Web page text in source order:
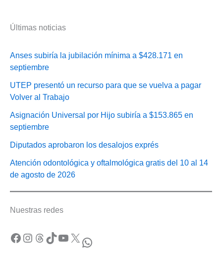
Últimas noticias
Anses subiría la jubilación mínima a $428.171 en
septiembre
UTEP presentó un recurso para que se vuelva a pagar
Volver al Trabajo
Asignación Universal por Hijo subiría a $153.865 en
septiembre
Diputados aprobaron los desalojos exprés
Atención odontológica y oftalmológica gratis del 10 al 14
de agosto de 2026
Nuestras redes
Facebook Instagram Threads TikTok YouTube X WhatsApp